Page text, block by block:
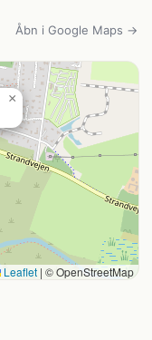
Åbn i Google Maps →
×
Leaflet | © OpenStreetMap